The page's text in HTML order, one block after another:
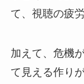
て、視聴の疲
加えて、危機
て見える作り